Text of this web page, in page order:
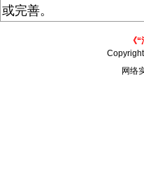
或完善。
《
网络